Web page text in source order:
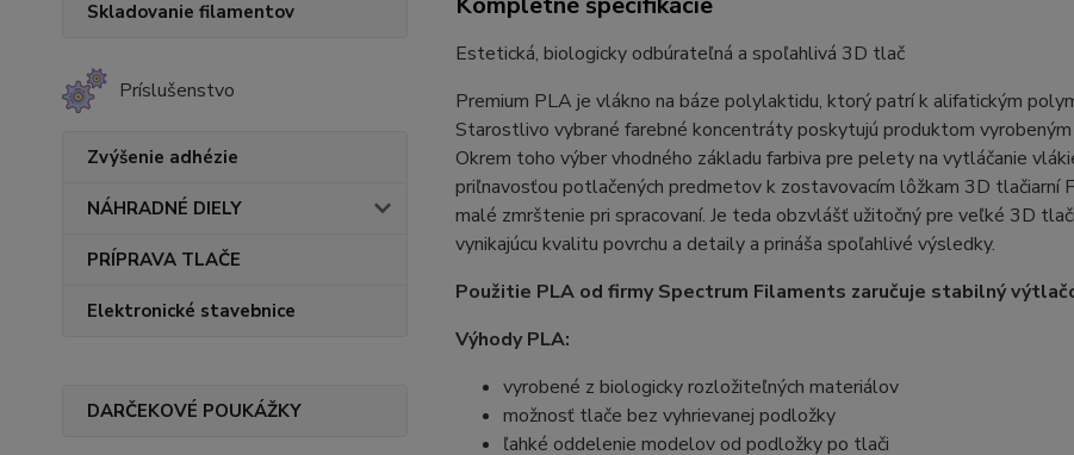
Skladovanie filamentov
Príslušenstvo
Zvýšenie adhézie
NÁHRADNÉ DIELY
PRÍPRAVA TLAČE
Elektronické stavebnice
DARČEKOVÉ POUKÁŽKY
Estetická, biologicky odbúrateľná a spoľahlivá 3D tlač
Premium PLA je vlákno na báze polylaktidu, ktorý patrí k alifatickým
Starostlivo vybrané farebné koncentráty poskytujú produktom
Okrem toho výber vhodného základu farbiva pre pelety na vytláčanie
priľnavosťou potlačených predmetov k zostavovacím lôžkam 3D tlačiarní
malé zmrštenie pri spracovaní. Je teda obzvlášť užitočný pre veľké 3D
vynikajúcu kvalitu povrchu a detaily a prináša spoľahlivé výsledky.
Použitie PLA od firmy Spectrum Filaments zaručuje stabilný
Výhody PLA:
vyrobené z biologicky rozložiteľných materiálov
možnosť tlače bez vyhrievanej podložky
ľahké oddelenie modelov od podložky po tlači